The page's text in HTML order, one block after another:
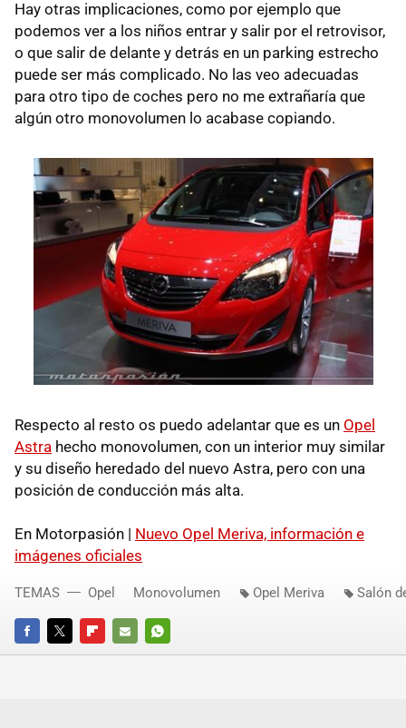
Hay otras implicaciones, como por ejemplo que
podemos ver a los niños entrar y salir por el retrovisor,
o que salir de delante y detrás en un parking estrecho
puede ser más complicado. No las veo adecuadas
para otro tipo de coches pero no me extrañaría que
algún otro monovolumen lo acabase copiando.
Respecto al resto os puedo adelantar que es un Opel
Astra hecho monovolumen, con un interior muy similar
y su diseño heredado del nuevo Astra, pero con una
posición de conducción más alta.
En Motorpasión | Nuevo Opel Meriva, información e
imágenes oficiales
FACEBOOKTWITTERFLIPBOARD
E-
WHATSAPP
TEMAS Opel Monovolumen Opel Meriva Salón